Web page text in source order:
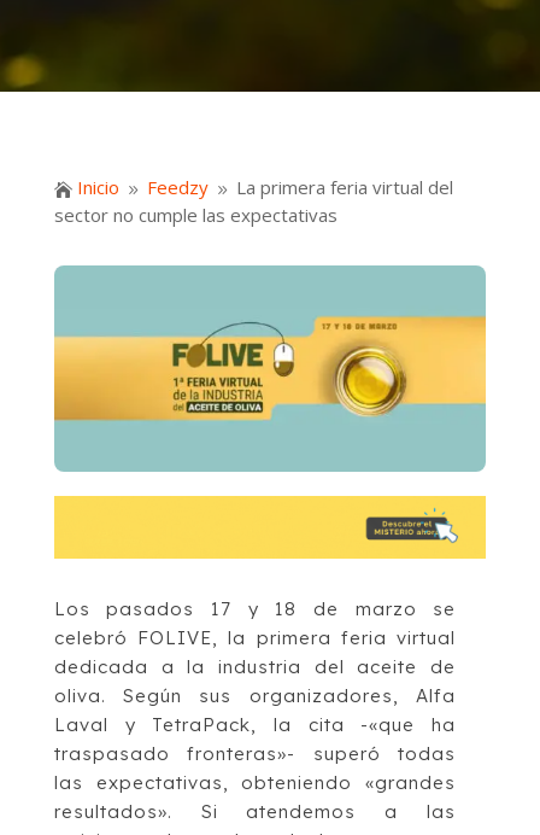
 Inicio 9 Feedzy 9 La primera feria virtual del
sector no cumple las expectativas
Los pasados 17 y 18 de marzo se
celebró FOLIVE, la primera feria virtual
dedicada a la industria del aceite de
oliva. Según sus organizadores, Alfa
Laval y TetraPack, la cita -«que ha
traspasado fronteras»- superó todas
las expectativas, obteniendo «grandes
resultados». Si atendemos a las